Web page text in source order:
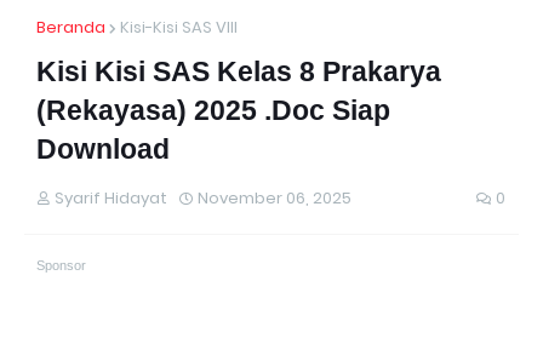
Beranda Kisi-Kisi SAS VIII
Kisi Kisi SAS Kelas 8 Prakarya
(Rekayasa) 2025 .Doc Siap
Download
Syarif Hidayat November 06, 2025 0
Sponsor